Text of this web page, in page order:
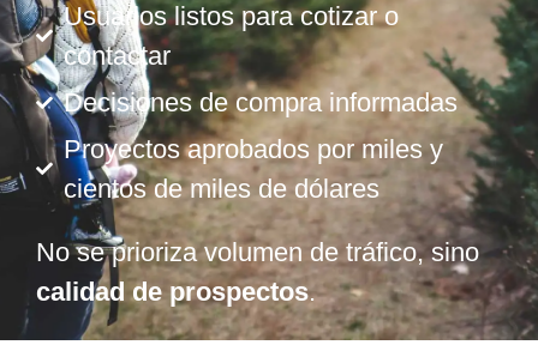
Usuarios listos para cotizar o
contactar
Decisiones de compra informadas
Proyectos aprobados por miles y
cientos de miles de dólares
No se prioriza volumen de tráfico, sino
calidad de prospectos.